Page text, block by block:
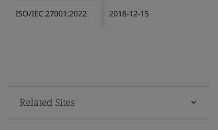
ISO/IEC 27001:2022 2018-12-15
Related Sites